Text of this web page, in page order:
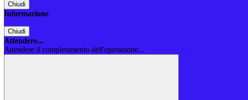
Chiudi
Informazione
Chiudi
Attendere...
Attendere il completamento dell'operazione...